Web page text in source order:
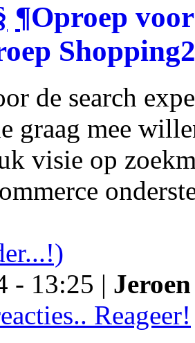
¶Oproep
de search
graag mee
visie op
- 13:25 |
Reageer!